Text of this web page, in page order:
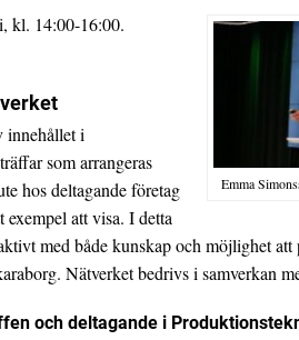
Emma
kl. 14:00-16:00.
innehållet i
som arrangeras
hos deltagande företag
att visa. I detta
med både kunskap och möjlighet att
Nätverket bedrivs i samverkan
och deltagande i